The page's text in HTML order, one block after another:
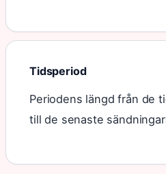
Tidsperiod
Periodens längd från de
till de senaste